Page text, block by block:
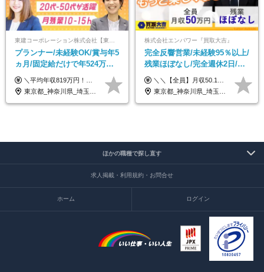
プランナー/未経験OK/賞与年5
ヵ月/固定給だけで年524万円
可能/二人に一人が年収700万
円/休めて稼げる
＼平均年収819万円！社員の最大年収3,131万円／ ＼2人に1人が年収700万円以上／ ＼5人に1人が年収1,000万円以上！／ 固定給だけで、年収524万円も可能！ インセンティブだけでなく固定給でもしっかり稼げる仕組みです！ 【入社初年度】 年収400万～550万円＋インセンティブ →月給26万3,000円～29万5,600円＋賞与年2回（基本給×約5ヵ月分※前年度実績）＋インセンティブ＋各種手当 【インセンティブ】 1物件着工で目安80万～200万円 ※建物の契約金額実績によります 【各種手当】 ・都市手当…月1万円～3万円（首都圏・東海圏・関西圏で弊社指定の事業所に勤務する方が対象） ・家族手当…配偶者：月1万円、子供1名につき：月5千円 ・資格手当…FP資格1級：月1万円、2級：月5千円、3級：月3千円 ・役職手当…昇進欄に詳細記載（主任補：月5千円→主任：月1万円…） 【その他】 ※上記月給には、固定残業代【47時間分（7万3,800円以上）】が含まれます ※月平均残業時間は14時間と少なめです（2023年度） ※固定残業代の時間数を超える時間外労働は追加で支給 但し、時間数を超える時間外労働が発生する場合もあります（特別条項付き協定締結済）
東京都_神奈川県_埼玉県_千葉県_大阪府_愛知県_宮城県_茨城県_栃木県_群馬県_静岡県_兵庫県_京都府_福岡県
株式会社エンパワー『買取大吉』
完全反響営業/未経験95％以上/
残業ほぼなし/完全週休2日/月
収50万円スタート！/賞与年2
回
＼＼【全員】月収50.1万円保証！／／ 月給30.1万円＋インセン＋特別手当20万円(半年間)＋賞与 ※経験者は優遇いたします（研修も免除の場合有） ※固定残業代:7万4000円以上/月45時間分を含む ※固定残業代は残業がない場合も支給し、超過分は別途支給します ■入社後5日間研修を実施 研修中のテスト（ロープレ、商材知識）合格で研修生卒業となり翌月からインセンティブの対象に。 ロープレは細かな評価基準があり、顧客満足度をキープするため非常に重要なテストです。 ※4カ月目以降も不合格の場合、月給28.3万円／1カ月以内合格率100％ ＜平均年収＞ ◆一般メンバー ：625万円 ◆店長（管理職）：1178万円 ◆マネージャー ：4160万円
東京都_神奈川県_埼玉県_千葉県_大阪府_愛知県_北海道_青森県_岩手県_宮城県_秋田県_山形県_福島県_茨城県_栃木県_群馬県_新潟県_山梨県_長野県_富山県_石川県_福井県_静岡県_岐阜県_三重県_兵庫県_京都府_滋賀県_奈良県_和歌山県_広島県_岡山県_鳥取県_島根県_山口県_徳島県_香川県_愛媛県_高知県_福岡県_熊本県_佐賀県_長崎県_大分県_宮崎県_鹿児島県_沖縄県
ほかの職種で探し直す
求人掲載・利用規約・お問合せ
ホーム ログイン